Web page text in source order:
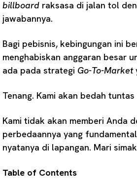
billboard raksasa di jalan tol
jawabannya.
Bagi pebisnis, kebingungan ini
menghabiskan anggaran besar
ada pada strategi Go-To-Market
Tenang. Kami akan bedah tuntas
Kami tidak akan memberi Anda
perbedaannya yang
nyatanya di lapangan. Mari
Table of Contents